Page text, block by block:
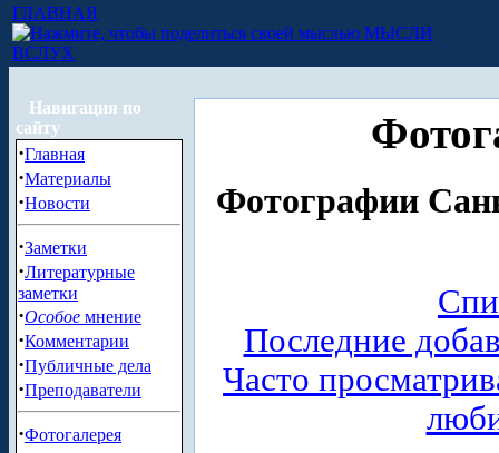
ГЛАВНАЯ
МЫСЛИ
ВСЛУХ
Навигация по
сайту
·Главная
·Материалы
·Новости
·Заметки
·Литературные
заметки
·Особое мнение
·Комментарии
·Публичные дела
·Преподаватели
·Фотогалерея
Фотографии
Последние
Часто